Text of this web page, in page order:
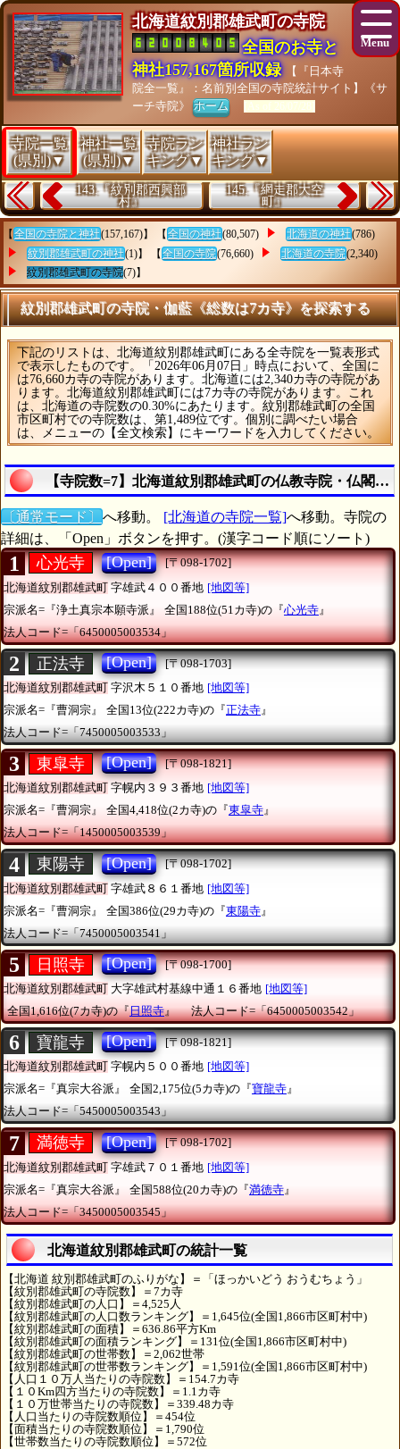
北海道紋別郡雄武町の寺院
全国のお寺と
神社157,167箇所収録
【『日本寺
院全一覧』：名前別全国の寺院統計サイト】《サ
ーチ寺院》ホーム [As of 26/07/28]
寺院一覧
(県別)▼
神社一覧
(県別)▼
寺院ラン
キング▼
神社ラン
キング▼
143.『紋別郡西興部
村』
145.『網走郡大空
町』
【 全国の寺院と神社(157,167)】 【 全国の神社(80,507) 北海道の神社(786)
紋別郡雄武町の神社(1)】 【 全国の寺院(76,660) 北海道の寺院(2,340)
紋別郡雄武町の寺院(7)】
紋別郡雄武町の寺院・伽藍《総数は7カ寺》を探索する
下記のリストは、北海道紋別郡雄武町にある全寺院を一覧表形式
で表示したものです。「2026年06月07日」時点において、全国に
は76,660カ寺の寺院があります。北海道には2,340カ寺の寺院があ
ります。北海道紋別郡雄武町には7カ寺の寺院があります。これ
は、北海道の寺院数の0.30%にあたります。紋別郡雄武町の全国
市区町村での寺院数は、第1,489位です。個別に調べたい場合
は、メニューの【全文検索】にキーワードを入力してください。
【寺院数=7】北海道紋別郡雄武町の仏教寺院・仏閣《
〔通常モード〕 へ移動。 [北海道の寺院一覧]へ移動。寺院の
詳細は、「Open」ボタンを押す。(漢字コード順にソート)
1 心光寺 [Open]
[〒098-1702]
北海道紋別郡雄武町 字雄武４００番地 [地図等]
宗派名=『浄土真宗本願寺派』
全国188位(51カ寺)の『心光寺 』
法人コード=「6450005003534」
2 正法寺 [Open]
[〒098-1703]
北海道紋別郡雄武町 字沢木５１０番地 [地図等]
宗派名=『曹洞宗』
全国13位(222カ寺)の『正法寺』
法人コード=「7450005003533」
3 東皐寺 [Open]
[〒098-1821]
北海道紋別郡雄武町 字幌内３９３番地 [地図等]
宗派名=『曹洞宗』
全国4,418位(2カ寺)の『東皐寺』
法人コード=「1450005003539」
4 東陽寺 [Open]
[〒098-1702]
北海道紋別郡雄武町 字雄武８６１番地 [地図等]
宗派名=『曹洞宗』
全国386位(29カ寺)の『東陽寺 』
法人コード=「7450005003541」
5 日照寺 [Open]
[〒098-1700]
北海道紋別郡雄武町 大字雄武村基線中通１６番地 [地図等]
全国1,616位(7カ寺)の『日照寺』 法人コード=「6450005003542」
6 寶龍寺 [Open]
[〒098-1821]
北海道紋別郡雄武町 字幌内５００番地 [地図等]
宗派名=『真宗大谷派』
全国2,175位(5カ寺)の『寶龍寺』
法人コード=「5450005003543」
7 満徳寺 [Open]
[〒098-1702]
北海道紋別郡雄武町 字雄武７０１番地 [地図等]
宗派名=『真宗大谷派』
全国588位(20カ寺)の『満徳寺 』
法人コード=「3450005003545」
北海道紋別郡雄武町の統計一覧
【北海道 紋別郡雄武町のふりがな】＝「ほっかいどう おうむちょう」
【紋別郡雄武町の寺院数】＝7カ寺
【紋別郡雄武町の人口】＝4,525人
【紋別郡雄武町の人口数ランキング】＝1,645位(全国1,866市区町村中)
【紋別郡雄武町の面積】＝636.86平方Km
【紋別郡雄武町の面積ランキング】＝131位(全国1,866市区町村中)
【紋別郡雄武町の世帯数】＝2,062世帯
【紋別郡雄武町の世帯数ランキング】＝1,591位(全国1,866市区町村中)
【人口１０万人当たりの寺院数】＝154.7カ寺
【１０Km四方当たりの寺院数】＝1.1カ寺
【１０万世帯当たりの寺院数】＝339.48カ寺
【人口当たりの寺院数順位】＝454位
【面積当たりの寺院数順位】＝1,790位
【世帯数当たりの寺院数順位】＝572位